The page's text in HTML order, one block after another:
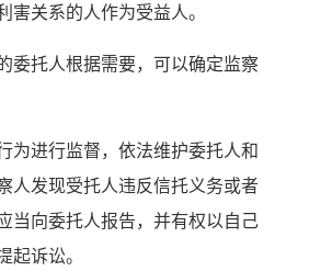
害关系的人作为受益人。
委托人根据需要，可以确定监察
为进行监督，依法维护委托人和
人发现受托人违反信托义务或者
当向委托人报告，并有权以自己
起诉讼。